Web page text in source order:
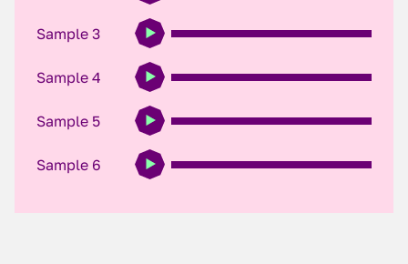
Sample 3
Sample 4
Sample 5
Sample 6